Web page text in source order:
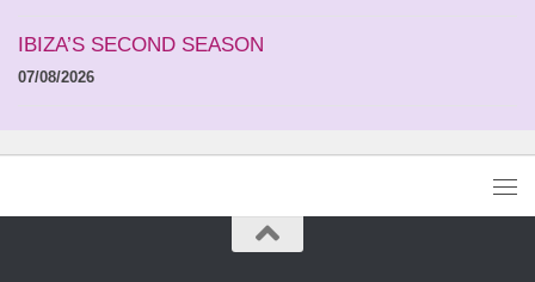
IBIZA’S SECOND SEASON
07/08/2026